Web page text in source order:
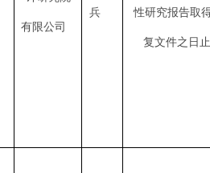
有限公司
兵 性研究报告取
复文件之日